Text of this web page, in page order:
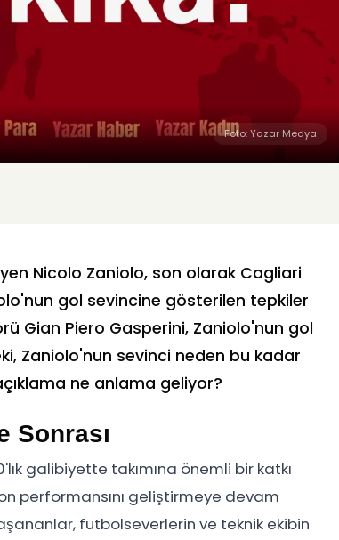
Foto: Yazar Medya
Nicolo Zaniolo, son olarak Cagliari
gol sevincine gösterilen tepkiler
Gian Piero Gasperini, Zaniolo'nun gol
Zaniolo'nun sevinci neden bu kadar
ne anlama geliyor?
Sonrası
galibiyette takımına önemli bir katkı
performansını geliştirmeye devam
futbolseverlerin ve teknik ekibin